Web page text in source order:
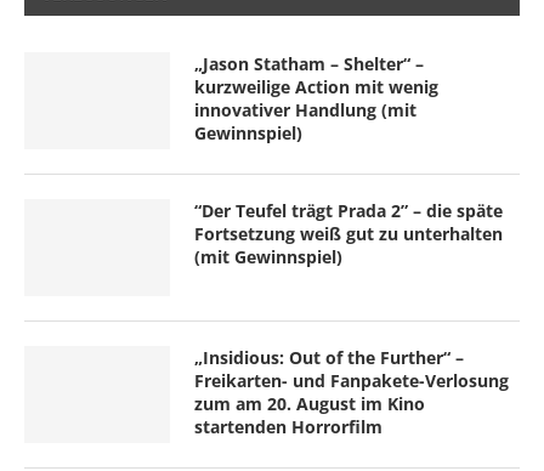
„Jason Statham – Shelter“ –
kurzweilige Action mit wenig
innovativer Handlung (mit
Gewinnspiel)
“Der Teufel trägt Prada 2” – die späte
Fortsetzung weiß gut zu unterhalten
(mit Gewinnspiel)
„Insidious: Out of the Further“ –
Freikarten- und Fanpakete-Verlosung
zum am 20. August im Kino
startenden Horrorfilm